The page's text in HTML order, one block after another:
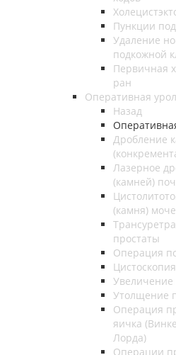
Пункции
Удаление
подкожной
Первичная
ран
Оперативная
Назад
Дробление
Лазерное
(камней)
(камня)
простаты
Операция
Цистоскопия
Увеличение
Утолщение
Операция
яичка
Лорда)
Операции